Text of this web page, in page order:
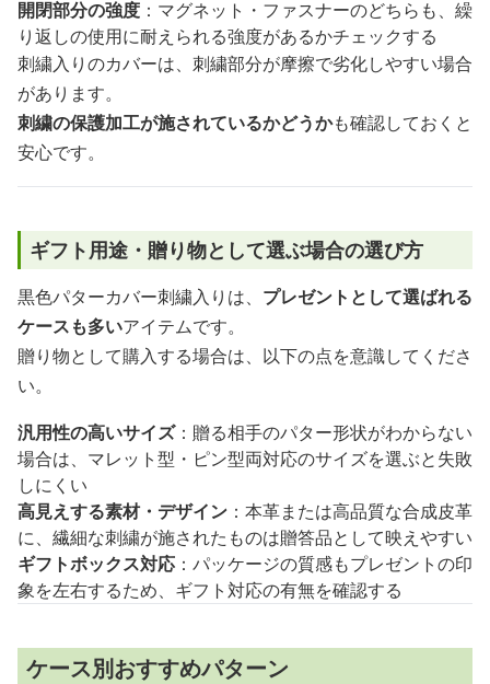
開閉部分の強度 ：マグネット・ファスナーのどちらも、繰
り返しの使用に耐えられる強度があるかチェックする
刺繍入りのカバーは、刺繍部分が摩擦で劣化しやすい場合
があります。
刺繍の保護加工が施されているかどうかも確認しておくと
安心です。
ギフト用途・贈り物として選ぶ場合の選び方
黒色パターカバー刺繍入りは、 プレゼントとして選ばれる
ケースも多いアイテムです。
贈り物として購入する場合は、以下の点を意識してくださ
い。
汎用性の高いサイズ：贈る相手のパター形状がわからない
場合は、マレット型・ピン型両対応のサイズを選ぶと失敗
しにくい
高見えする素材・デザイン ：本革または高品質な合成皮革
に、繊細な刺繍が施されたものは贈答品として映えやすい
ギフトボックス対応 ：パッケージの質感もプレゼントの印
象を左右するため、ギフト対応の有無を確認する
ケース別おすすめパターン